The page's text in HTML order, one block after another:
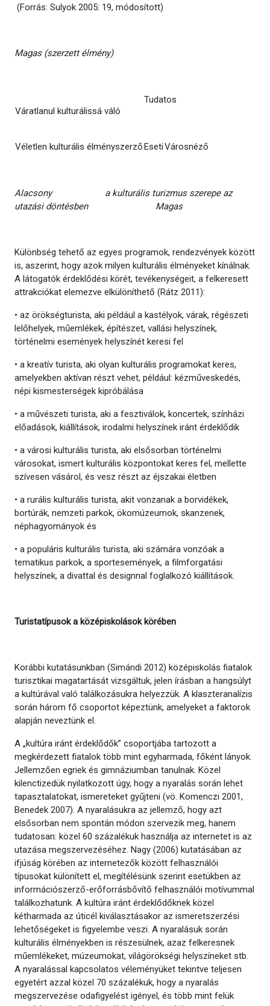
(Forrás: Sulyok 2005: 19, módosított)
Magas (szerzett élmény)
Váratlanul kulturálissá váló
Tudatos
Véletlen kulturális élményszerzőEsetiVárosnéző
Alacsony a kulturális turizmus szerepe az
utazási döntésben Magas
Különbség tehető az egyes programok, rendezvények között
is, aszerint, hogy azok milyen kulturális élményeket kínálnak.
A látogatók érdeklődési körét, tevékenységeit, a felkeresett
attrakciókat elemezve elkülöníthető (Rátz 2011):
• az örökségturista, aki például a kastélyok, várak, régészeti
lelőhelyek, műemlékek, építészet, vallási helyszínek,
történelmi események helyszínét keresi fel
• a kreatív turista, aki olyan kulturális programokat keres,
amelyekben aktívan részt vehet, például: kézműveskedés,
népi kismesterségek kipróbálása
• a művészeti turista, aki a fesztiválok, koncertek, színházi
előadások, kiállítások, irodalmi helyszínek iránt érdeklődik
• a városi kulturális turista, aki elsősorban történelmi
városokat, ismert kulturális központokat keres fel, mellette
szívesen vásárol, és vesz részt az éjszakai életben
• a rurális kulturális turista, akit vonzanak a borvidékek,
bortúrák, nemzeti parkok, ökomúzeumok, skanzenek,
néphagyományok és
• a populáris kulturális turista, aki számára vonzóak a
tematikus parkok, a sportesemények, a filmforgatási
helyszínek, a divattal és designnal foglalkozó kiállítások.
Turistatípusok a középiskolások körében
Korábbi kutatásunkban (Simándi 2012) középiskolás fiatalok
turisztikai magatartását vizsgáltuk, jelen írásban a hangsúlyt
a kultúrával való találkozásukra helyezzük. A klaszteranalízis
során három fő csoportot képeztünk, amelyeket a faktorok
alapján neveztünk el.
A „kultúra iránt érdeklődők” csoportjába tartozott a
megkérdezett fiatalok több mint egyharmada, főként lányok.
Jellemzően egriek és gimnáziumban tanulnak. Közel
kilenctizedük nyilatkozott úgy, hogy a nyaralás során lehet
tapasztalatokat, ismereteket gyűjteni (vö. Komenczi 2001,
Benedek 2007). A nyaralásukra az jellemző, hogy azt
elsősorban nem spontán módon szervezik meg, hanem
tudatosan: közel 60 százalékuk használja az internetet is az
utazása megszervezéséhez. Nagy (2006) kutatásában az
ifjúság körében az internetezők között felhasználói
típusokat különített el, megítélésünk szerint esetükben az
információszerző-erőforrásbővítő felhasználói motívummal
találkozhatunk. A kultúra iránt érdeklődőknek közel
kétharmada az úticél kiválasztásakor az ismeretszerzési
lehetőségeket is figyelembe veszi. A nyaralásuk során
kulturális élményekben is részesülnek, azaz felkeresnek
műemlékeket, múzeumokat, világörökségi helyszíneket stb.
A nyaralással kapcsolatos véleményüket tekintve teljesen
egyetért azzal közel 70 százalékuk, hogy a nyaralás
megszervezése odafigyelést igényel, és több mint felük